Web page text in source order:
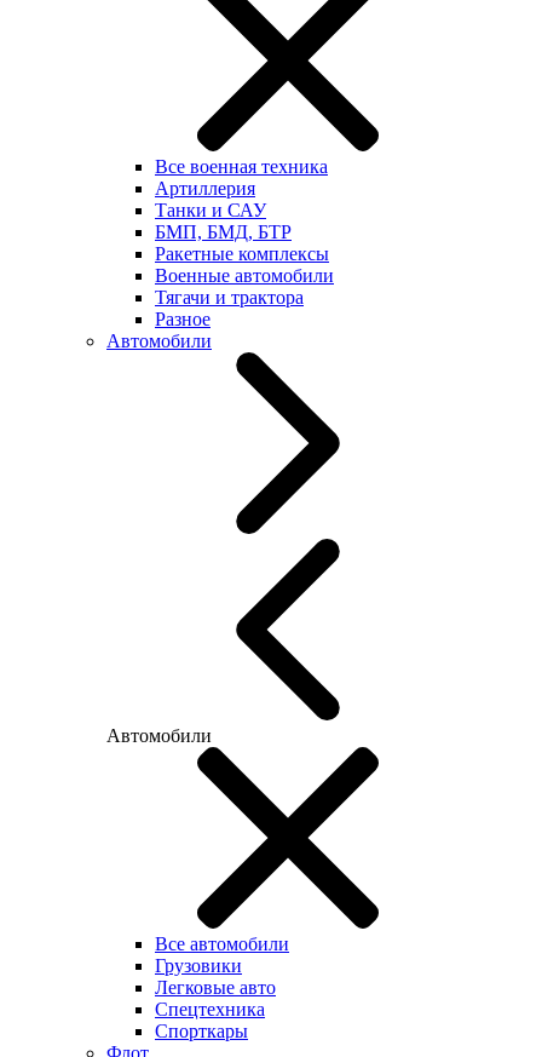
Все военная техника
Артиллерия
Танки и САУ
БМП, БМД, БТР
Ракетные комплексы
Военные автомобили
Тягачи и трактора
Разное
Автомобили
Автомобили
Все автомобили
Грузовики
Легковые авто
Спецтехника
Спорткары
Флот